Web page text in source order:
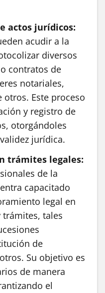
actos jurídicos:
acudir a la
diversos
contratos de
notariales,
Este proceso
y registro de
otorgándoles
jurídica.
trámites legales:
de la
capacitado
legal en
tales
de
Su objetivo es
de manera
el